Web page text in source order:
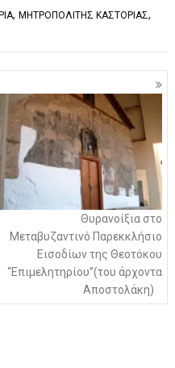
,ΜΗΤΡΟΠΟΛΙΤΗΣ ΚΑΣΤΟΡΙΑΣ,
Θυρανοίξια στο
Μεταβυζαντινό Παρεκκλήσιο
Εισοδίων της Θεοτόκου
“Επιμελητηρίου”(του άρχοντα
Αποστολάκη)